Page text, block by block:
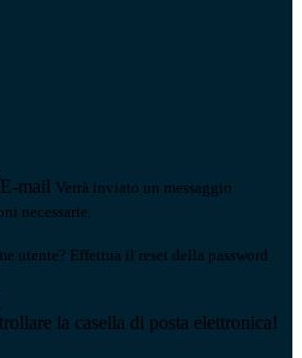
E-mail Verrà inviato un messaggio
necessarie.
utente? Effettua il reset della password
la casella di posta elettronica!